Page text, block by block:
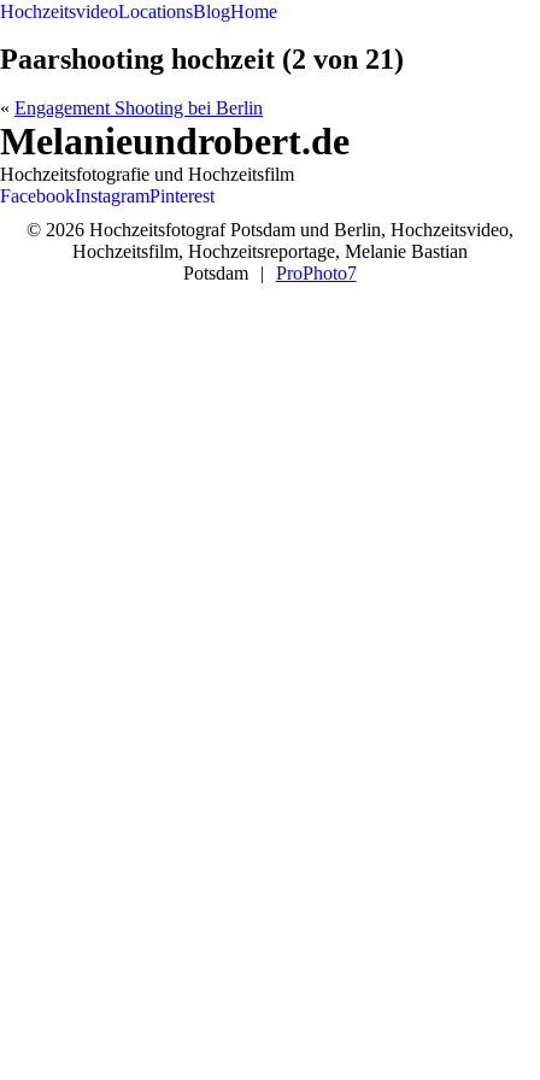
HochzeitsvideoLocationsBlogHome
Paarshooting hochzeit (2 von 21)
« Engagement Shooting bei Berlin
Melanieundrobert.de
Hochzeitsfotografie und Hochzeitsfilm
FacebookInstagramPinterest
© 2026 Hochzeitsfotograf Potsdam und Berlin, Hochzeitsvideo,
Hochzeitsfilm, Hochzeitsreportage, Melanie Bastian
Potsdam
| ProPhoto7